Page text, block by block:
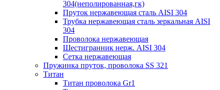
304(неполированная,гк)
Пруток нержавеющая сталь AISI 304
Трубка нержавеющая сталь зеркальная AISI
304
Проволока нержавеющая
Шестигранник нерж. AISI 304
Сетка нержавеющая
Пружинка пруток, проволока SS 321
Титан
Титан проволока Gr1